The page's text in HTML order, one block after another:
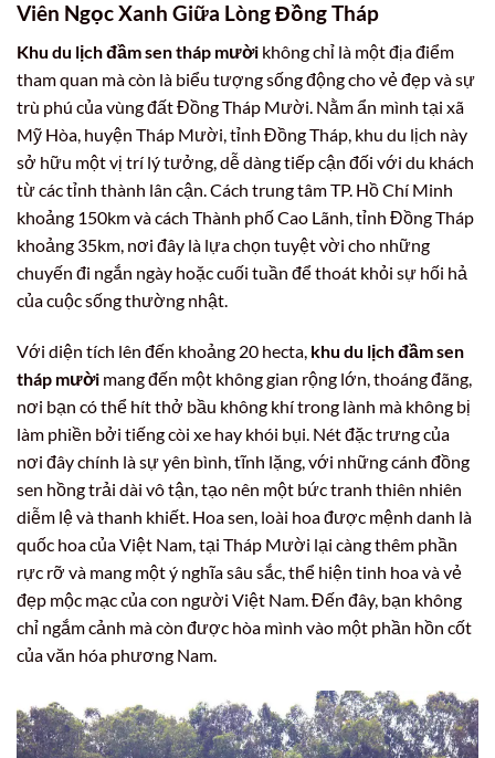
Viên Ngọc Xanh Giữa Lòng Đồng Tháp
Khu du lịch đầm sen tháp mười không chỉ là một địa điểm
tham quan mà còn là biểu tượng sống động cho vẻ đẹp và sự
trù phú của vùng đất Đồng Tháp Mười. Nằm ẩn mình tại xã
Mỹ Hòa, huyện Tháp Mười, tỉnh Đồng Tháp, khu du lịch này
sở hữu một vị trí lý tưởng, dễ dàng tiếp cận đối với du khách
từ các tỉnh thành lân cận. Cách trung tâm TP. Hồ Chí Minh
khoảng 150km và cách Thành phố Cao Lãnh, tỉnh Đồng Tháp
khoảng 35km, nơi đây là lựa chọn tuyệt vời cho những
chuyến đi ngắn ngày hoặc cuối tuần để thoát khỏi sự hối hả
của cuộc sống thường nhật.
Với diện tích lên đến khoảng 20 hecta, khu du lịch đầm sen
tháp mười mang đến một không gian rộng lớn, thoáng đãng,
nơi bạn có thể hít thở bầu không khí trong lành mà không bị
làm phiền bởi tiếng còi xe hay khói bụi. Nét đặc trưng của
nơi đây chính là sự yên bình, tĩnh lặng, với những cánh đồng
sen hồng trải dài vô tận, tạo nên một bức tranh thiên nhiên
diễm lệ và thanh khiết. Hoa sen, loài hoa được mệnh danh là
quốc hoa của Việt Nam, tại Tháp Mười lại càng thêm phần
rực rỡ và mang một ý nghĩa sâu sắc, thể hiện tinh hoa và vẻ
đẹp mộc mạc của con người Việt Nam. Đến đây, bạn không
chỉ ngắm cảnh mà còn được hòa mình vào một phần hồn cốt
của văn hóa phương Nam.